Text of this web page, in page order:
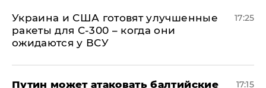
Украина и США готовят улучшенные
ракеты для С-300 – когда они
ожидаются у ВСУ
17:25
Путин может атаковать балтийские
17:15